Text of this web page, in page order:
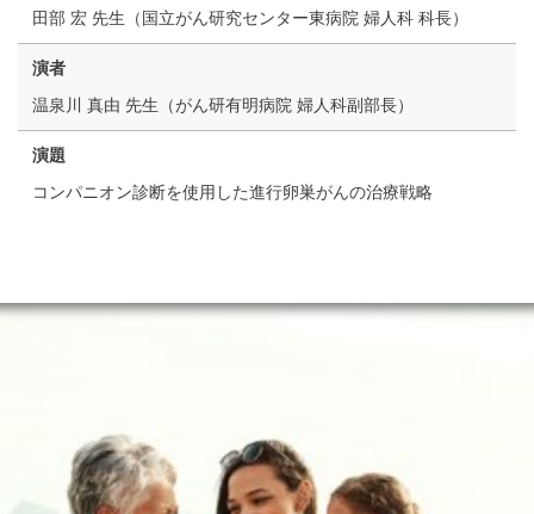
田部 宏 先生（国立がん研究センター東病院 婦人科 科長）
演者
温泉川 真由 先生（がん研有明病院 婦人科副部長）
演題
コンパニオン診断を使用した進行卵巣がんの治療戦略